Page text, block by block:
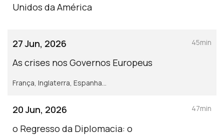
Unidos da América
27 Jun, 2026
As crises nos Governos Europeus
França, Inglaterra, Espanha...
45min
20 Jun, 2026
o Regresso da Diplomacia: o
47min